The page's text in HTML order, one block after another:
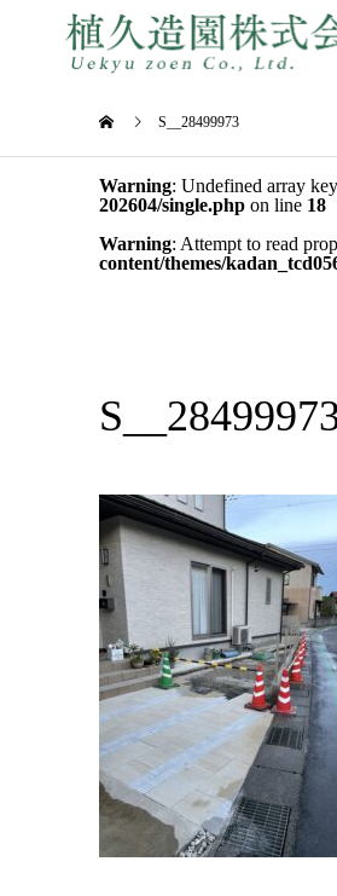
S__28499973
Warning: Undefined array
202604/single.php on line 18
Warning: Attempt to read
content/themes/